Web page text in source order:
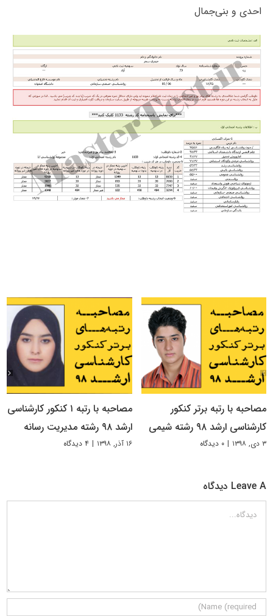
احدی و بنی‌جمال
مصاحبه با رتبه برتر کنکور
کارشناسی ارشد ۹۸ رشته شیمی
۳ دی, ۱۳۹۸ | ۰ دیدگاه
مصاحبه با رتبه ۱ کنکور کارشناسی
ارشد ۹۸ رشته مدیریت رسانه
۱۶ آذر, ۱۳۹۸ | ۴ دیدگاه
Leave A دیدگاه
دیدگاه